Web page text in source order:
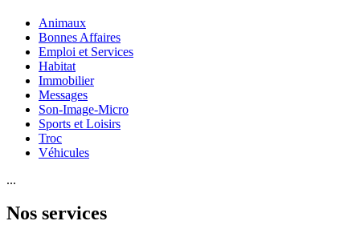
Animaux
Bonnes Affaires
Emploi et Services
Habitat
Immobilier
Messages
Son-Image-Micro
Sports et Loisirs
Troc
Véhicules
...
Nos services